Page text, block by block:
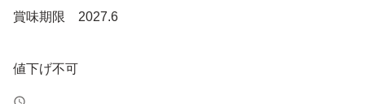
賞味期限 2027.6
値下げ不可